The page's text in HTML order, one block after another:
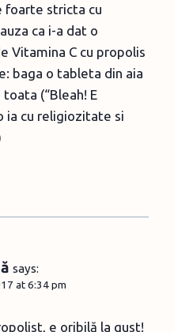
foarte stricta cu
ca i-a dat o
Vitamina C cu propolis
baga o tableta din aia
(“Bleah! E
ia cu religiozitate si
says:
at 6:34 pm
e oribilă la gust!